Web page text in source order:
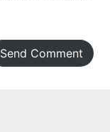
Send Comment